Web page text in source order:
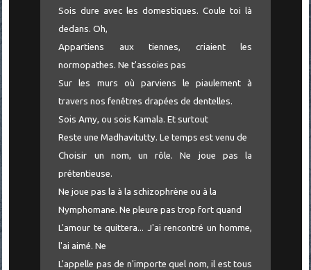
Sois dure avec les domestiques. Coule toi là
dedans. Oh,
Appartiens aux tiennes, criaient les
normopathes. Ne t'assoies pas
Sur les murs où parviens le piaulement à
travers nos fenêtres drapées de dentelles.
Sois Amy, ou sois Kamala. Et surtout
Reste une Madhavitutty. Le temps est venu de
Choisir un nom, un rôle. Ne joue pas la
prétentieuse.
Ne joue pas la à la schizophrène ou à la
Nymphomane. Ne pleure pas trop fort quand
L'amour te quittera... J'ai rencontré un homme,
l'ai aimé. Ne
L'appelle pas de n'importe quel nom, il est tous